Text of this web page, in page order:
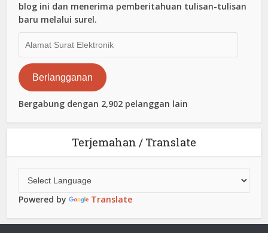
blog ini dan menerima pemberitahuan tulisan-tulisan
baru melalui surel.
Surat
Elektronik
Berlangganan
Bergabung dengan 2,902 pelanggan lain
Terjemahan / Translate
Powered by Translate